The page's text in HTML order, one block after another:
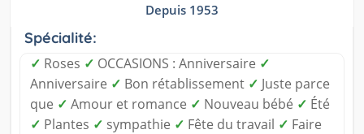
Depuis 1953
Spécialité:
✓ Roses ✓ OCCASIONS : Anniversaire ✓
Anniversaire ✓ Bon rétablissement ✓ Juste parce
que ✓ Amour et romance ✓ Nouveau bébé ✓ Été
✓ Plantes ✓ sympathie ✓ Fête du travail ✓ Faire